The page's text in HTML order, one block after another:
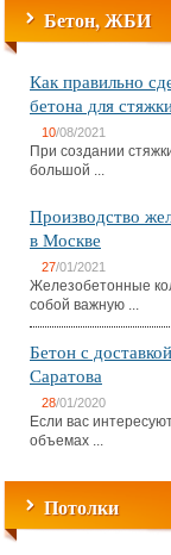
Бетон, ЖБИ
Как правильно
бетона для
10/08/2021
При создании
большой ...
Производство
в Москве
27/01/2021
Железобетонные
собой важную ...
Бетон с
Саратова
28/01/2020
Если вас
объемах ...
Потолки